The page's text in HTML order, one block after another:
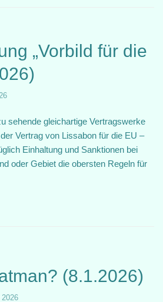
„Vorbild für die
sehende gleichartige Vertragswerke
Vertrag von Lissabon für die EU –
Einhaltung und Sanktionen bei
oder Gebiet die obersten Regeln für
(8.1.2026)